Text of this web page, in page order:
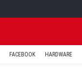
FACEBOOK HARDWARE